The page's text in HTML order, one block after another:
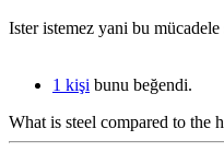
Ister istemez yani bu
1 kişi bunu beğendi.
What is steel compared to the